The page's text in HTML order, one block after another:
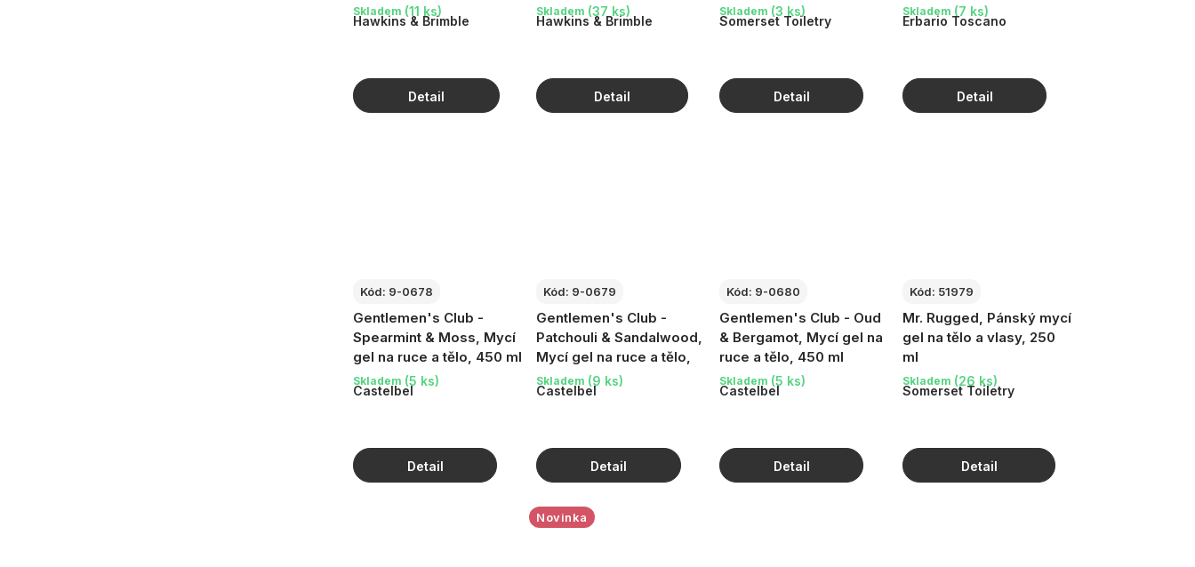
Hawkins & Brimble
Skladem (11 ks)
Hawkins & Brimble
Skladem (37 ks)
Somerset Toiletry
Skladem (3 ks)
Erbario Toscano
Skladem (7 ks)
Gentlemen's Club -
Spearmint & Moss, Mycí
gel na ruce a tělo, 450 ml
Castelbel
Skladem (5 ks)
Kód: 9-0678
Gentlemen's Club -
Patchouli & Sandalwood,
Mycí gel na ruce a tělo,
450 ml
Castelbel
Skladem (9 ks)
Kód: 9-0679
Gentlemen's Club - Oud
& Bergamot, Mycí gel na
ruce a tělo, 450 ml
Castelbel
Skladem (5 ks)
Kód: 9-0680
Mr. Rugged, Pánský mycí
gel na tělo a vlasy, 250
ml
Somerset Toiletry
Skladem (26 ks)
Kód: 51979
Novinka